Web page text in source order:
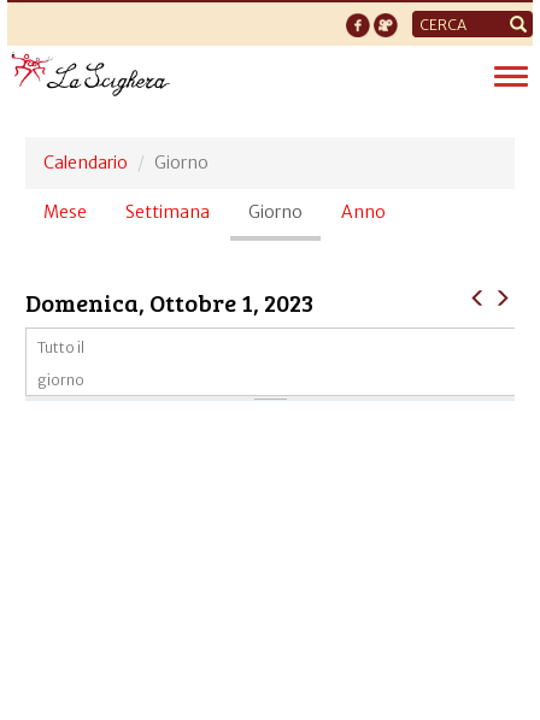
Form
di
ricerca
Calendario Giorno
Schede
Mese Settimana Giorno (scheda
attiva)
Anno
Domenica, Ottobre 1, 2023
Tutto il
giorno